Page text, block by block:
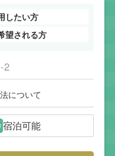
したい方
望される方
2
について
宿泊可能